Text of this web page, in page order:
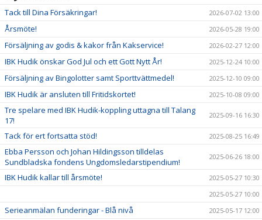
Tack till Dina Försäkringar! 2026-07-02 13:00
Årsmöte! 2026-05-28 19:00
Försäljning av godis & kakor från Kakservice! 2026-02-27 12:00
IBK Hudik önskar God Jul och ett Gott Nytt År! 2025-12-24 10:00
Försäljning av Bingolotter samt Sporttvättmedel! 2025-12-10 09:00
IBK Hudik är ansluten till Fritidskortet! 2025-10-08 09:00
Tre spelare med IBK Hudik-koppling uttagna till Talang
17!
2025-09-16 16:30
Tack för ert fortsatta stöd! 2025-08-25 16:49
Ebba Persson och Johan Hildingsson tilldelas
Sundbladska fondens Ungdomsledarstipendium!
2025-06-26 18:00
IBK Hudik kallar till årsmöte!
2025-05-27 10:30
2025-05-27 10:00
Serieanmälan funderingar - Blå nivå 2025-05-17 12:00